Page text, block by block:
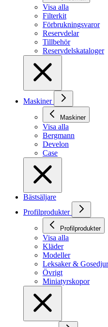
Visa alla
Filterkit
Förbrukningsvaror
Reservdelar
Tillbehör
Reservdelskataloger
Maskiner
Maskiner
Visa alla
Bergmann
Develon
Case
Bästsäljare
Profilprodukter
Profilprodukter
Visa alla
Kläder
Modeller
Leksaker & Gosedjur
Övrigt
Miniatyrskopor